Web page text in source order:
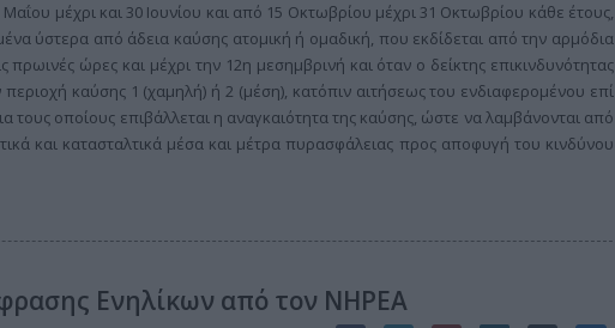
μέχρι και 30 Ιουνίου και από 15 Οκτωβρίου μέχρι 31 Οκτωβρίου κάθε έτους,
ύστερα από άδεια καύσης ατομική ή ομαδική, που εκδίδεται από την αρμόδια
ώρες και μέχρι την 12η μεσημβρινή και όταν ο δείκτης επικινδυνότητας
περιοχή καύσης 1 (χαμηλή) ή 2 (μέση), κατόπιν αιτήσεως του ενδιαφερομένου επί
τους οποίους επιβάλλεται η αναγκαιότητα της καύσης, ώστε να λαμβάνονται από
και κατασταλτικά μέσα και μέτρα πυρασφάλειας προς αποφυγή του κινδύνου
Ενηλίκων από τον ΝΗΡΕΑ